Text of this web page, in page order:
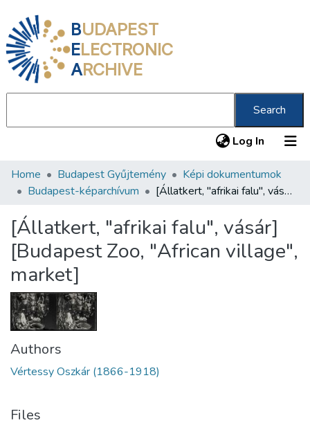
BUDAPEST
ELECTRONIC
ARCHIVE
Search
Log In (current)
Communities & Collections
Statistics
About us
Home Budapest Gyűjtemény
Képi dokumentumok
Budapest-képarchívum
[Állatkert, "afrikai falu", vásár] [Budapest Zoo, "African village", market]
[Állatkert, "afrikai falu", vásár]
[Budapest Zoo, "African village",
market]
Authors
Vértessy Oszkár (1866-1918)
Files